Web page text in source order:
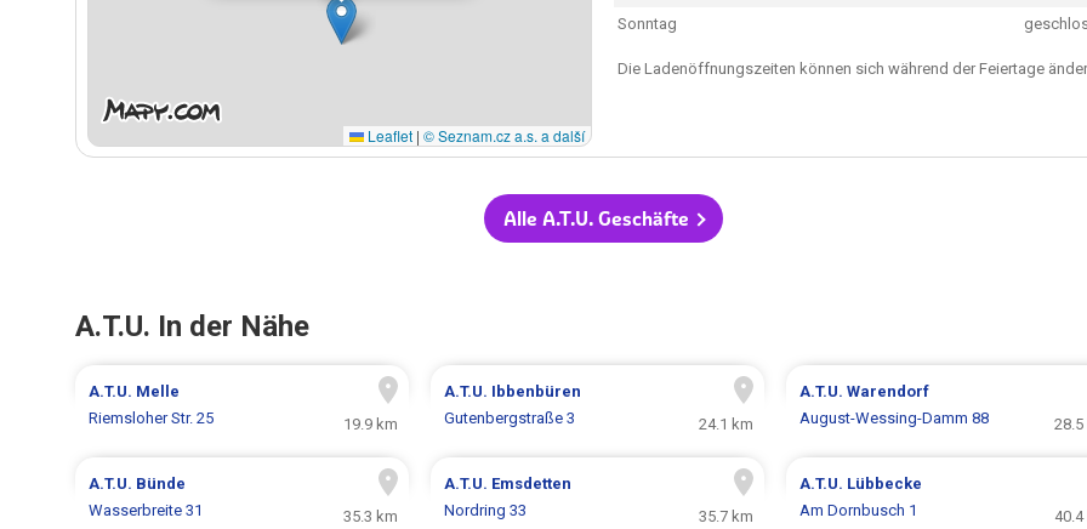
Leaflet | © Seznam.cz a.s. a další
Sonntag
Die Ladenöffnungszeiten können sich während der Feiertage
Alle A.T.U. Geschäfte
A.T.U. In der Nähe
A.T.U. Melle
Riemsloher Str. 25
19.9 km
A.T.U. Ibbenbüren
Gutenbergstraße 3
24.1 km
A.T.U. Warendorf
August-Wessing-Damm 88
28.5
A.T.U. Bünde
Wasserbreite 31
35.3 km
A.T.U. Emsdetten
Nordring 33
35.7 km
A.T.U. Lübbecke
Am Dornbusch 1